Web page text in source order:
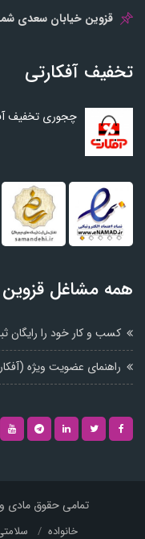
قزوین خیابان سعدی
تخفیف آفکارتی
چجوری تخفیف
همه مشاغل قزوین
کسب و کار خود را رایگان
راهنمای عضویت ویژه
تمامی حقوق مادی
خانواده